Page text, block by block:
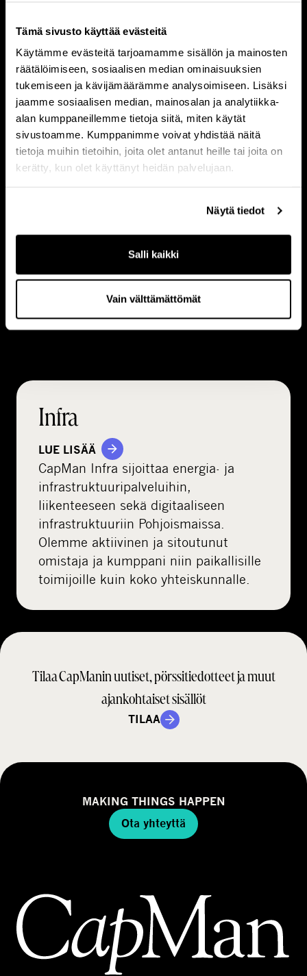
Tämä sivusto käyttää evästeitä
Käytämme evästeitä tarjoamamme sisällön ja mainosten
räätälöimiseen, sosiaalisen median ominaisuuksien
tukemiseen ja kävijämäärämme analysoimiseen. Lisäksi
jaamme sosiaalisen median, mainosalan ja analytiikka-
alan kumppaneillemme tietoja siitä, miten käytät
sivustoamme. Kumppanimme voivat yhdistää näitä
tietoja muihin tietoihin, joita olet antanut heille tai joita on
kerätty, kun olet käyttänyt heidän palvelujaan.
Näytä tiedot
Salli kaikki
Vain välttämättömät
KOIVISTON AUTO
FI
2022
Vuonna 1928 perustettu linja-
Suomessa. Suomen suurimpana linja-
autoyhtiönä sillä on valtakunnallisesti
kattava varikkoverkosto, noin 2 800
LOVIISAN
alueella Etelä-
kuudessa
Infra
LUE LISÄÄ
CapMan Infra sijoittaa energia- ja
infrastruktuuripalveluihin,
liikenteeseen sekä digitaaliseen
infrastruktuuriin Pohjoismaissa.
Olemme aktiivinen ja sitoutunut
omistaja ja kumppani niin paikallisille
toimijoille kuin koko yhteiskunnalle.
Tilaa CapManin uutiset, pörssitiedotteet ja muut
ajankohtaiset sisällöt
TILAA
MAKING THINGS HAPPEN
Ota yhteyttä